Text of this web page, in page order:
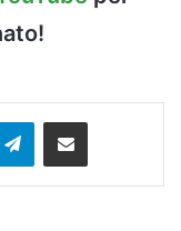
TelegramCondividi via Email